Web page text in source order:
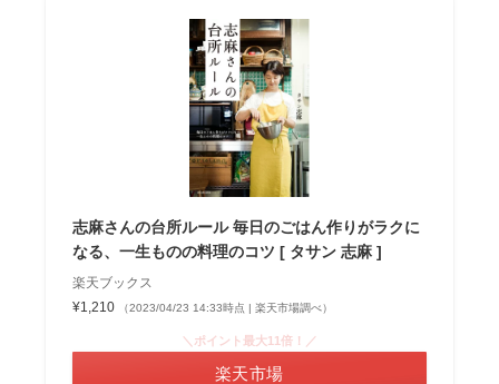
志麻さんの台所ルール 毎日のごはん作りがラクに
なる、一生ものの料理のコツ [ タサン 志麻 ]
楽天ブックス
¥1,210
（2023/04/23 14:33時点 | 楽天市場調べ）
＼ポイント最大11倍！／
楽天市場